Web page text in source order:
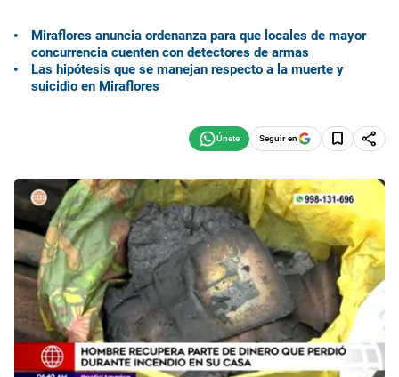
Miraflores anuncia ordenanza para que locales de mayor
concurrencia cuenten con detectores de armas
Las hipótesis que se manejan respecto a la muerte y
suicidio en Miraflores
Seguir en